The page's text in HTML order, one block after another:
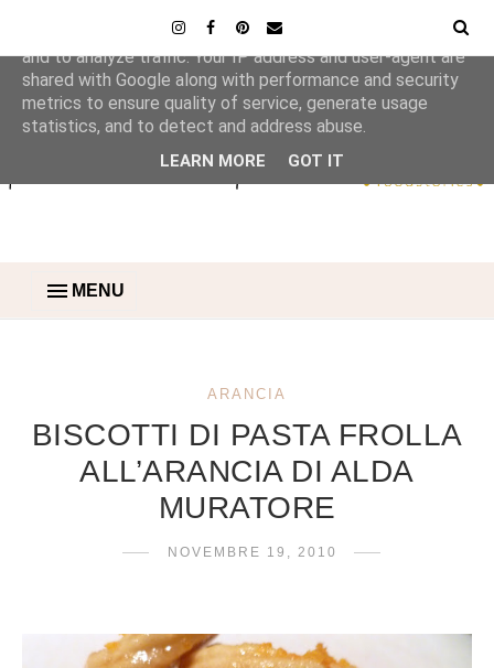
MENU
ARANCIA
BISCOTTI DI PASTA FROLLA
ALL’ARANCIA DI ALDA
MURATORE
NOVEMBRE 19, 2010
This site uses cookies from Google to deliver its services
and to analyze traffic. Your IP address and user-agent are
shared with Google along with performance and security
metrics to ensure quality of service, generate usage
statistics, and to detect and address abuse.
LEARN MORE GOT IT